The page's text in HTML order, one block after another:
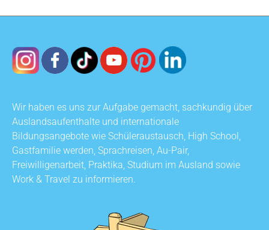
Wir haben es uns zur Aufgabe gemacht, sachkundig über
Auslandsaufenthalte und internationale
Bildungsangebote wie Schüleraustausch, High School,
Gastfamilie werden, Sprachreisen, Au-Pair,
Freiwilligenarbeit, Praktika, Studium im Ausland sowie
Work & Travel zu informieren.